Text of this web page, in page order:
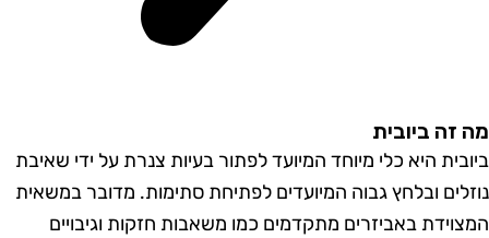
ביובית
היא כלי מיוחד המיועד לפתור בעיות צנרת על ידי שאיבת
ובלחץ גבוה המיועדים לפתיחת סתימות. מדובר במשאית
באביזרים מתקדמים כמו משאבות חזקות וגיבויים